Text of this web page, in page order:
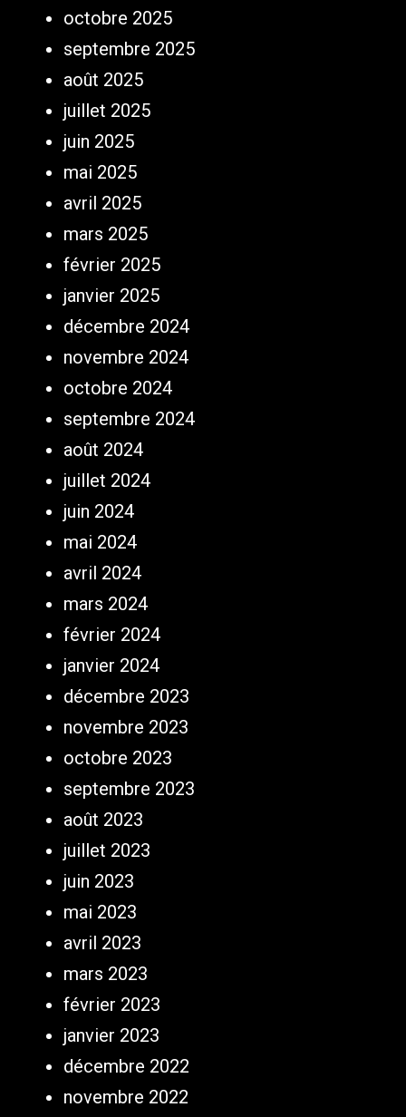
octobre 2025
septembre 2025
août 2025
juillet 2025
juin 2025
mai 2025
avril 2025
mars 2025
février 2025
janvier 2025
décembre 2024
novembre 2024
octobre 2024
septembre 2024
août 2024
juillet 2024
juin 2024
mai 2024
avril 2024
mars 2024
février 2024
janvier 2024
décembre 2023
novembre 2023
octobre 2023
septembre 2023
août 2023
juillet 2023
juin 2023
mai 2023
avril 2023
mars 2023
février 2023
janvier 2023
décembre 2022
novembre 2022